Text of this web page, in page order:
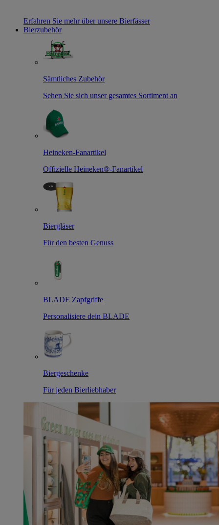
Erfahren Sie mehr über unsere Bierfässer
Bierzubehör
Sämtliches Zubehör
Sehen Sie sich unser gesamtes Sortiment an
Heineken-Fanartikel
Offizielle Heineken®-Fanartikel
Biergläser
Für den besten Genuss
BLADE Zapfgriffe
Personalisiere dein BLADE
Biergeschenke
Für jeden Bierliebhaber